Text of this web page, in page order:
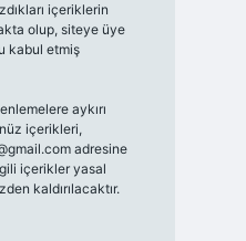
içeriklerin
olup, siteye üye
kabul etmiş
aykırı
içerikleri,
adresine
içerikler yasal
kaldırılacaktır.